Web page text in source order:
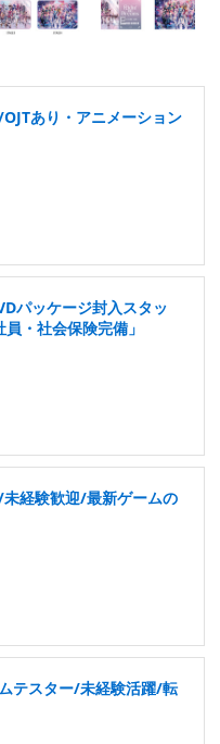
あり・アニメーション
パッケージ封入スタッ
・社会保険完備」
経験歓迎/最新ゲームの
テスター/未経験活躍/転